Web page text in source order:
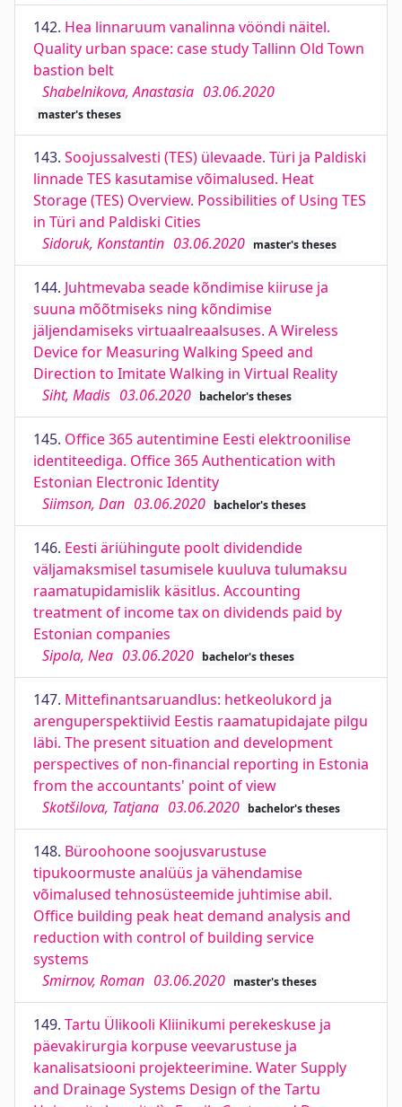
142. Hea linnaruum vanalinna vööndi näitel.
Quality urban space: case study Tallinn Old Town
bastion belt
Shabelnikova, Anastasia 03.06.2020
master's theses
143. Soojussalvesti (TES) ülevaade. Türi ja Paldiski
linnade TES kasutamise võimalused. Heat
Storage (TES) Overview. Possibilities of Using TES
in Türi and Paldiski Cities
Sidoruk, Konstantin 03.06.2020 master's theses
144. Juhtmevaba seade kõndimise kiiruse ja
suuna mõõtmiseks ning kõndimise
jäljendamiseks virtuaalreaalsuses. A Wireless
Device for Measuring Walking Speed and
Direction to Imitate Walking in Virtual Reality
Siht, Madis 03.06.2020 bachelor's theses
145. Office 365 autentimine Eesti elektroonilise
identiteediga. Office 365 Authentication with
Estonian Electronic Identity
Siimson, Dan 03.06.2020 bachelor's theses
146. Eesti äriühingute poolt dividendide
väljamaksmisel tasumisele kuuluva tulumaksu
raamatupidamislik käsitlus. Accounting
treatment of income tax on dividends paid by
Estonian companies
Sipola, Nea 03.06.2020 bachelor's theses
147. Mittefinantsaruandlus: hetkeolukord ja
arenguperspektiivid Eestis raamatupidajate pilgu
läbi. The present situation and development
perspectives of non-financial reporting in Estonia
from the accountants' point of view
Skotšilova, Tatjana 03.06.2020 bachelor's theses
148. Büroohoone soojusvarustuse
tipukoormuste analüüs ja vähendamise
võimalused tehnosüsteemide juhtimise abil.
Office building peak heat demand analysis and
reduction with control of building service
systems
Smirnov, Roman 03.06.2020 master's theses
149. Tartu Ülikooli Kliinikumi perekeskuse ja
päevakirurgia korpuse veevarustuse ja
kanalisatsiooni projekteerimine. Water Supply
and Drainage Systems Design of the Tartu